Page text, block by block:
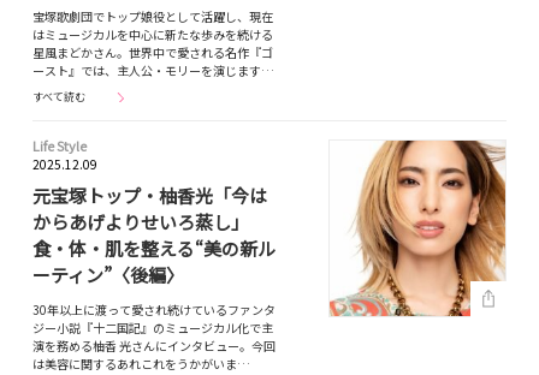
宝塚歌劇団でトップ娘役として活躍し、現在
はミュージカルを中心に新たな歩みを続ける
星風まどかさん。世界中で愛される名作『ゴ
ースト』では、主人公・モリーを演じます…
すべて読む
Life Style
2025.12.09
元宝塚トップ・柚香光「今は
からあげよりせいろ蒸し」
食・体・肌を整える“美の新ル
ーティン”〈後編〉
30年以上に渡って愛され続けているファンタ
ジー小説『十二国記』のミュージカル化で主
演を務める柚香 光さんにインタビュー。今回
は美容に関するあれこれをうかがいま…